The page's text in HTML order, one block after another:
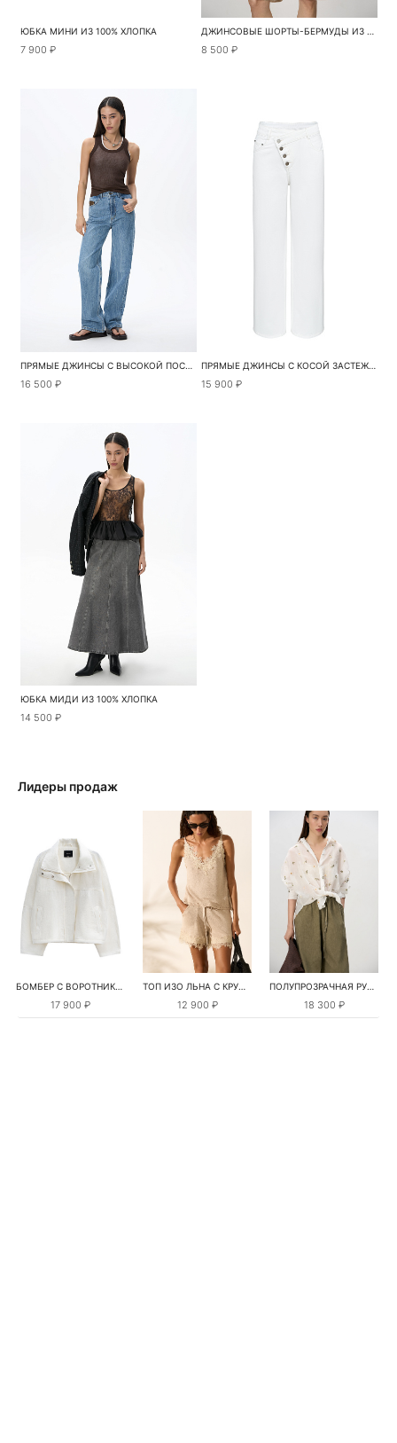
ЮБКА МИНИ ИЗ 100% ХЛОПКА
7 900 ₽
ДЖИНСОВЫЕ ШОРТЫ-БЕРМУДЫ ИЗ 100% ХЛОПКА
8 500 ₽
ПРЯМЫЕ ДЖИНСЫ С ВЫСОКОЙ ПОСАДКОЙ
16 500 ₽
ПРЯМЫЕ ДЖИНСЫ С КОСОЙ ЗАСТЕЖКОЙ
15 900 ₽
ЮБКА МИДИ ИЗ 100% ХЛОПКА
14 500 ₽
Лидеры продаж
БОМБЕР С ВОРОТНИКОМ-СТОЙКОЙ
17 900 ₽
ТОП ИЗО ЛЬНА С КРУЖЕВОМ
12 900 ₽
ПОЛУПРОЗРАЧНАЯ РУБАШКА С РОМАШКАМИ
18 300 ₽